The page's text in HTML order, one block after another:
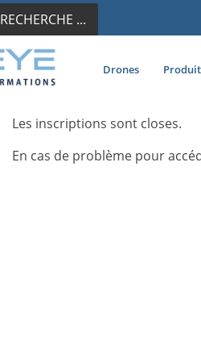
RECHERCHE ...
Drones
Les inscriptions sont closes.
En cas de problème pour